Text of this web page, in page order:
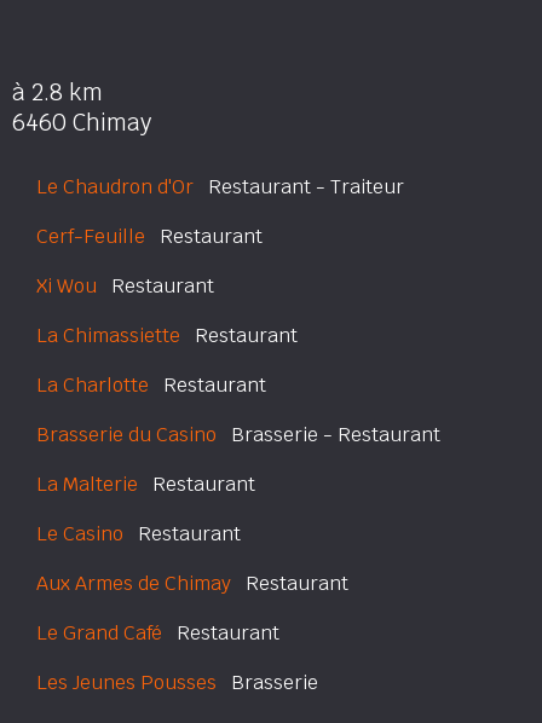
à 2.8 km
6460 Chimay
Le Chaudron d'Or Restaurant - Traiteur
Cerf-Feuille Restaurant
Xi Wou Restaurant
La Chimassiette Restaurant
La Charlotte Restaurant
Brasserie du Casino Brasserie - Restaurant
La Malterie Restaurant
Le Casino Restaurant
Aux Armes de Chimay Restaurant
Le Grand Café Restaurant
Les Jeunes Pousses Brasserie